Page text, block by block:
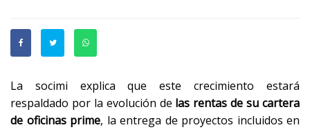
La socimi explica que este crecimiento estará
respaldado por la evolución de las rentas de su cartera
de oficinas prime, la entrega de proyectos incluidos en